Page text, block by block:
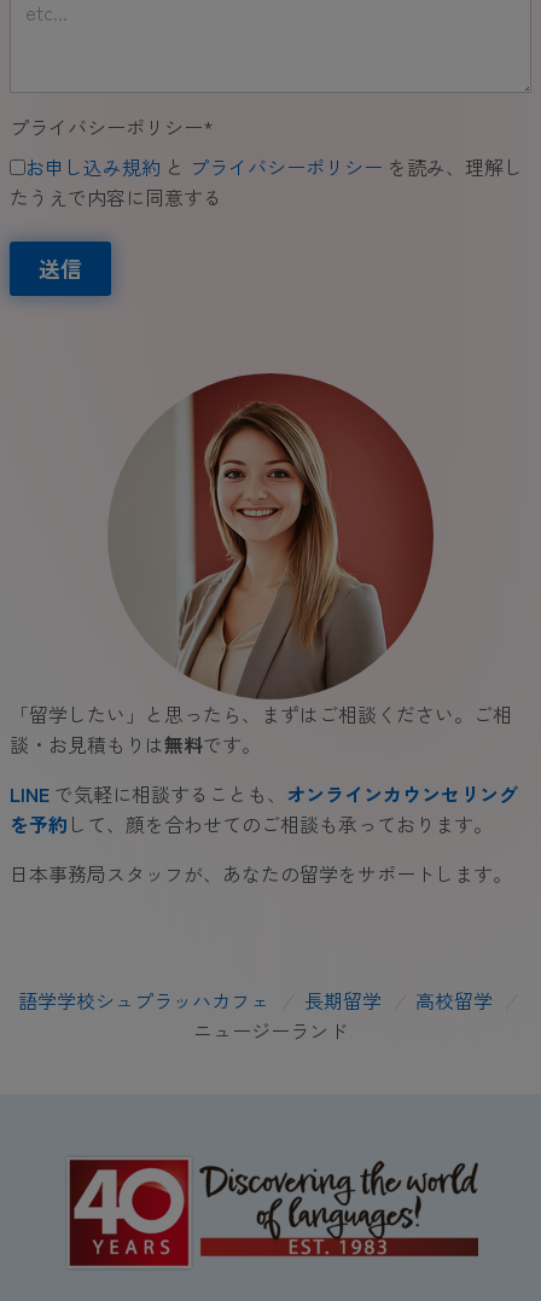
プライバシーポリシー*
お申し込み規約 と プライバシーポリシー を読み、理解し
たうえで内容に同意する
送信
「留学したい」と思ったら、まずはご相談ください。ご相
談・お見積もりは無料です。
LINE で気軽に相談することも、 オンラインカウンセリング
を予約 して、顔を合わせてのご相談も承っております。
日本事務局スタッフが、あなたの留学をサポートします。
語学学校シュプラッハカフェ 長期留学 高校留学
ニュージーランド